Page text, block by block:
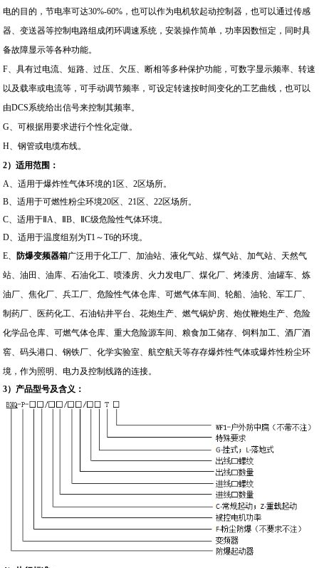
电的目的，节电率可达30%-60%，也可以作为电机软起动控制器，也可以通过传感
器、变送器等控制电路组成闭环调速系统，安装操作简单，功率因数恒定，同时具
备故障显示等各种功能。
F 、具有过电流、短路、过压、欠压、断相等多种保护功能，可数字显示频率、转速
以及载率或电流等，可手动调节频率，可设定转速按时间变化的工艺曲线，也可以
由DCS系统给出信号来控制其频率。
G 、可根据用要求进行个性化定做。
H 、钢管或电缆布线。
2）适用范围：
A
、适用于爆炸性气体环境的1区、2区场所。
B 、适用于可燃性粉尘环境20区、21区、22区场所。
C 、适用于ⅡA、ⅡB、ⅡC级危险性气体环境。
D 、适用于温度组别为T1～T6的环境。
E
防爆变频器箱广泛用于化工厂、加油站、液化气站、煤气站、加气站、天然气
站、油田、油库、石油化工、喷漆房、火力发电厂、煤化厂、烤漆房、油罐车、炼
油厂、焦化厂、兵工厂、危险性气体仓库、可燃气体车间、轮船、油轮、军工厂、
制药厂、医药化工、石油钻井平台、花炮生产、燃气锅炉房、炮仗鞭炮生产、危险
化学品仓库、可燃气体仓库、重大危险源车间、粮食加工储存、饲料加工、酒厂酒
窖、码头港口、钢铁厂、化学实验室、航空航天等存存爆炸性气体或爆炸性粉尘环
境，作为照明、电力及控制线路的连接。
3） 产品型号及含义：